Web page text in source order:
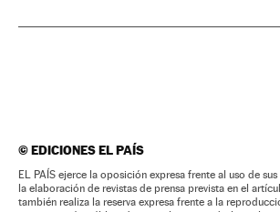
©EDICIONES EL PAÍS
EL PAÍS ejerce la oposición expresa frente al uso de
la elaboración de revistas de prensa prevista en el
también realiza la reserva expresa frente a la